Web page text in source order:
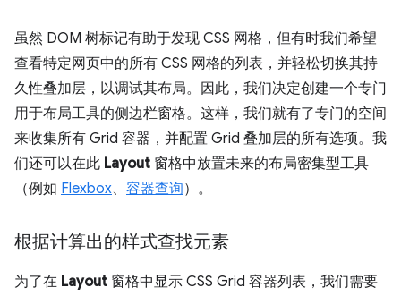
虽然 DOM 树标记有助于发现 CSS 网格，但有时我们希望
查看特定网页中的所有 CSS 网格的列表，并轻松切换其持
久性叠加层，以调试其布局。因此，我们决定创建一个专门
用于布局工具的侧边栏窗格。这样，我们就有了专门的空间
来收集所有 Grid 容器，并配置 Grid 叠加层的所有选项。我
们还可以在此 Layout 窗格中放置未来的布局密集型工具
（例如 Flexbox、 容器查询）。
根据计算出的样式查找元素
为了在 Layout 窗格中显示 CSS Grid 容器列表，我们需要